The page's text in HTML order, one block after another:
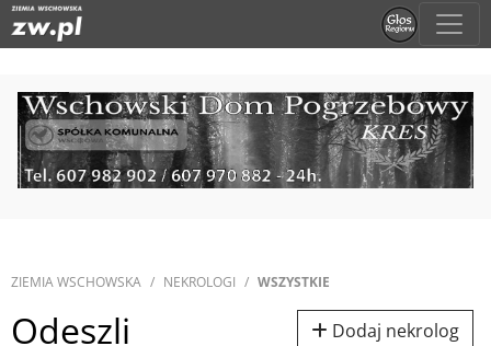
ZIEMIA WSCHOWSKA NEKROLOGI WSZYSTKIE
Odeszli Dodaj nekrolog